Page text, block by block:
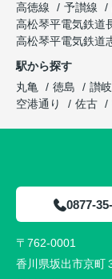
高徳線
予讃線
高松琴平電気鉄道
高松琴平電気鉄道
駅から探す
丸亀
徳島 讃
空港通り
佐古
0877-
〒762-0001
香川県坂出市京町